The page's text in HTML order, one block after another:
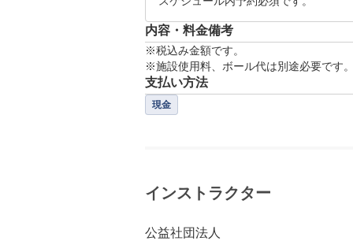
内容・料金備考
※税込み金額です。
※施設使用料、ボール代は別途必要です。
支払い方法
現金
インストラクター
公益社団法人